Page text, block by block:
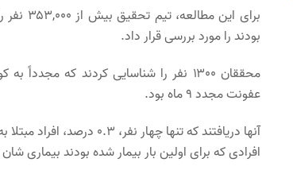
بودند را مورد بررسی قرار داد.
عفونت مجدد ۹ ماه بود.
افرادی که برای اولین بار بیمار شده بودند بیماری